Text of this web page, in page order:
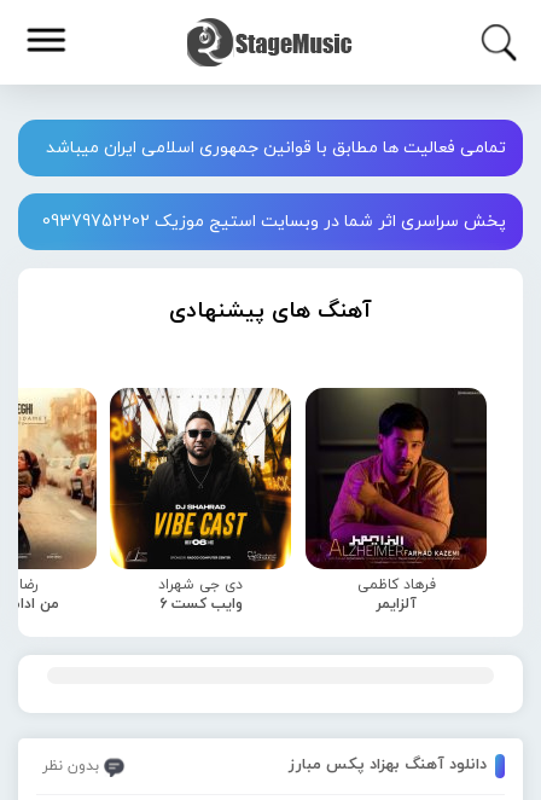
تمامی فعالیت ها مطابق با قوانین جمهوری اسلامی ایران میباشد
پخش سراسری اثر شما در وبسایت استیج موزیک 09379752202
آهنگ های پیشنهادی
فرهاد کاظمی
آلزایمر
دی جی شهراد
وایب کست 6
رضا
من
دانلود آهنگ بهزاد پکس مبارز بدون نظر